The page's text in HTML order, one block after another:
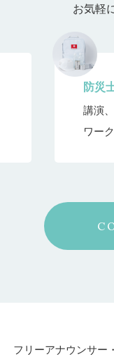
お気軽
防災
講演、
ワー
フリーアナウンサー